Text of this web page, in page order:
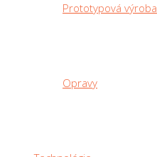
Prototypová výroba
Opravy